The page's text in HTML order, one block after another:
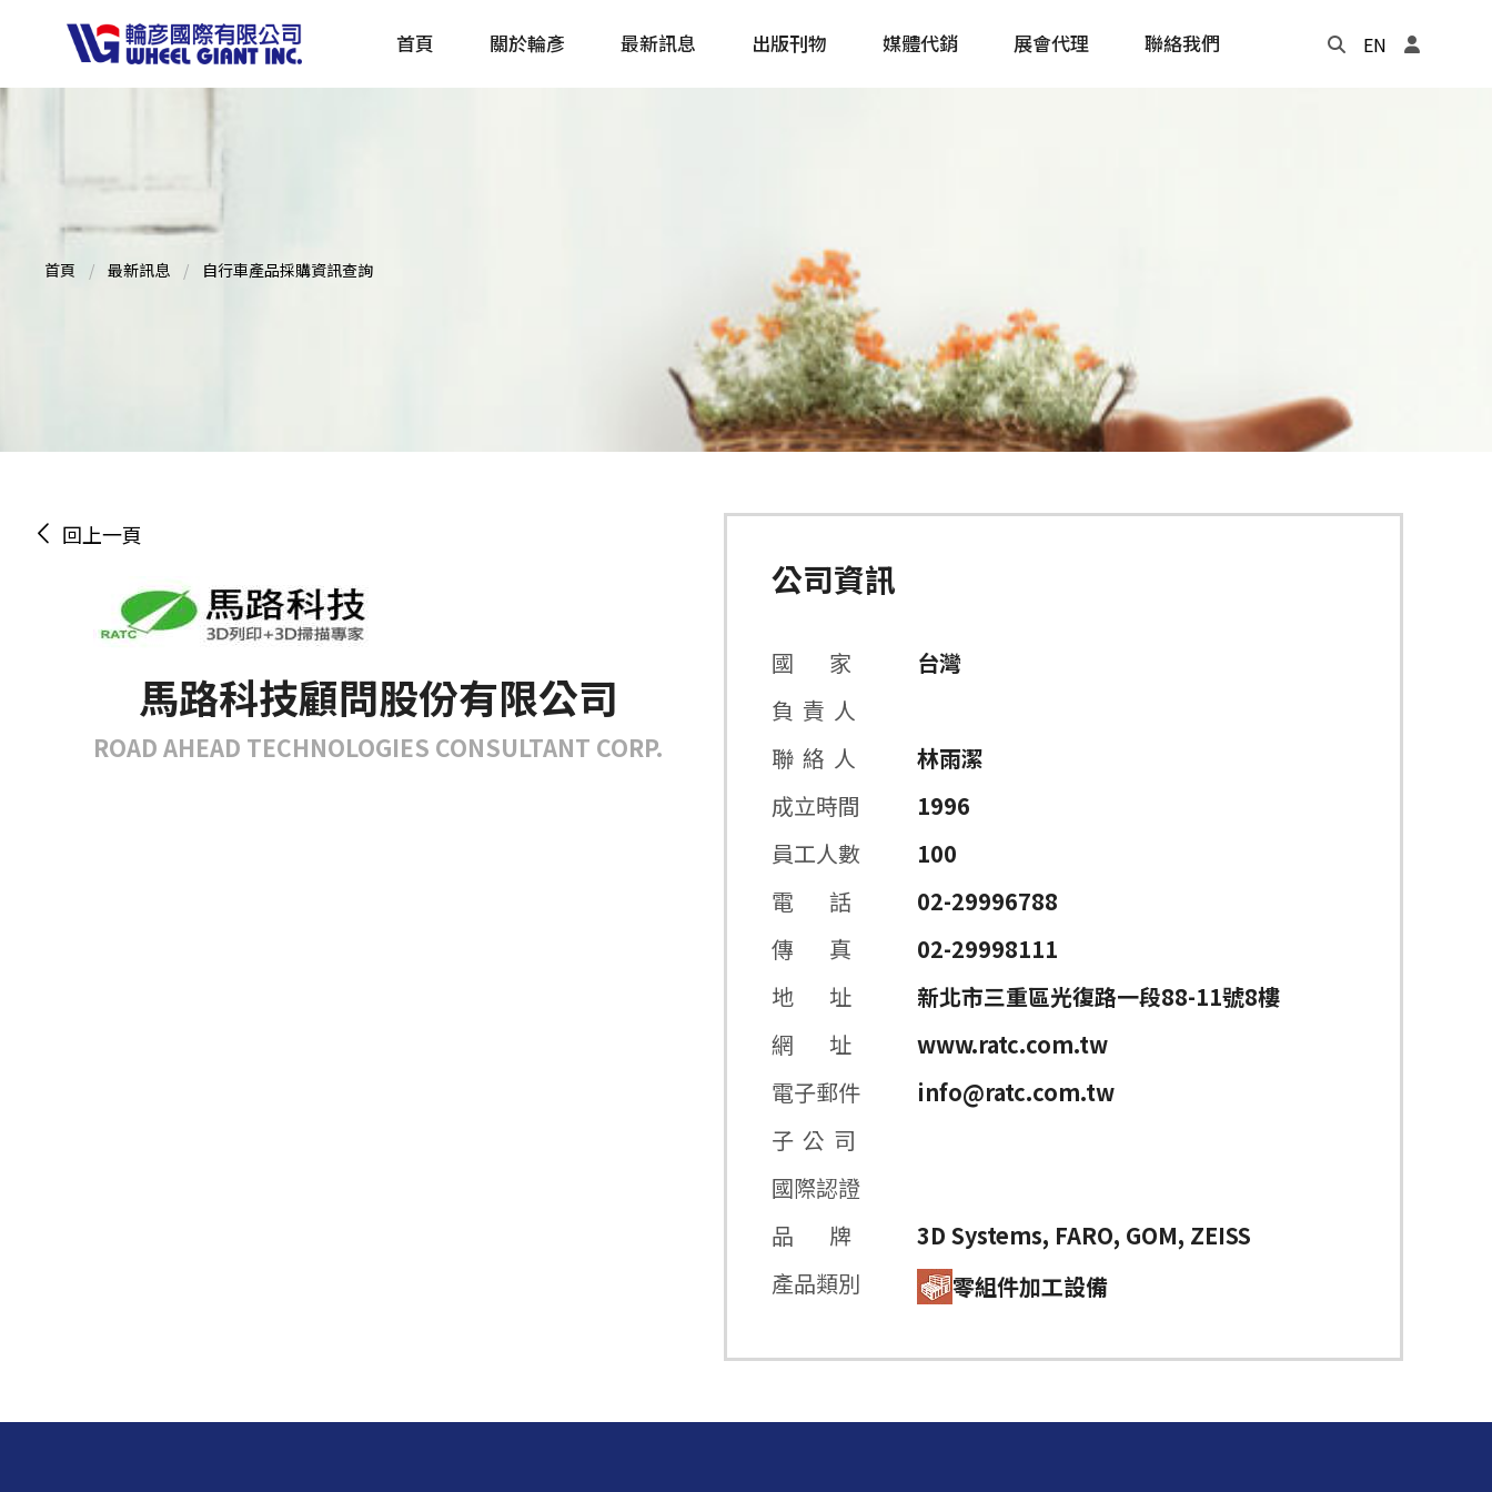
首頁 關於輪彥 最新訊息 出版刊物
戶外探索 Outside
主題書籍
媒體代銷 展會代理 聯絡我們 EN
首頁 最新訊息 自行車產品採購資訊查詢
回上一頁
馬路科技顧問股份有限公司
ROAD AHEAD TECHNOLOGIES CONSULTANT CORP.
公司資訊
國 家
台灣
負 責 人
聯 絡 人
林雨潔
成立時間
1996
員工人數
100
電 話
02-29996788
傳 真
02-29998111
地 址
新北市三重區光復路一段88-11號8樓
網 址
www.ratc.com.tw
電子郵件
info@ratc.com.tw
子 公 司
國際認證
品 牌
3D Systems, FARO, GOM, ZEISS
產品類別
零組件加工設備